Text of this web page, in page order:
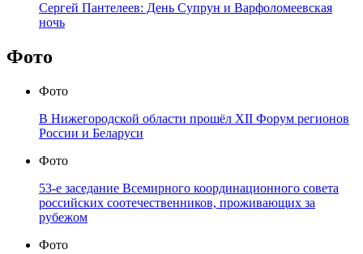
Сергей Пантелеев: День Супрун и Варфоломеевская
ночь
Фото
Фото
В Нижегородской области прошёл XII Форум регионов
России и Беларуси
Фото
53-е заседание Всемирного координационного совета
российских соотечественников, проживающих за
рубежом
Фото